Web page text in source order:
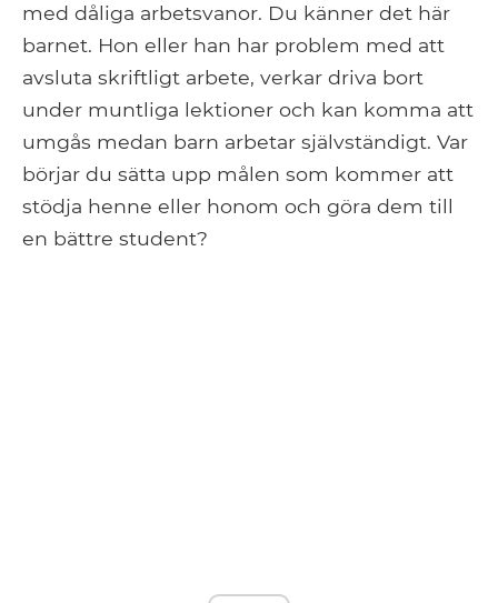
med dåliga arbetsvanor. Du känner det här
barnet. Hon eller han har problem med att
avsluta skriftligt arbete, verkar driva bort
under muntliga lektioner och kan komma att
umgås medan barn arbetar självständigt. Var
börjar du sätta upp målen som kommer att
stödja henne eller honom och göra dem till
en bättre student?